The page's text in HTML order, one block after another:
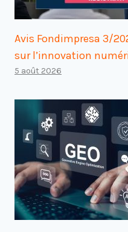
Avis Fondimpresa 3/
sur l’innovation
5 août 2026